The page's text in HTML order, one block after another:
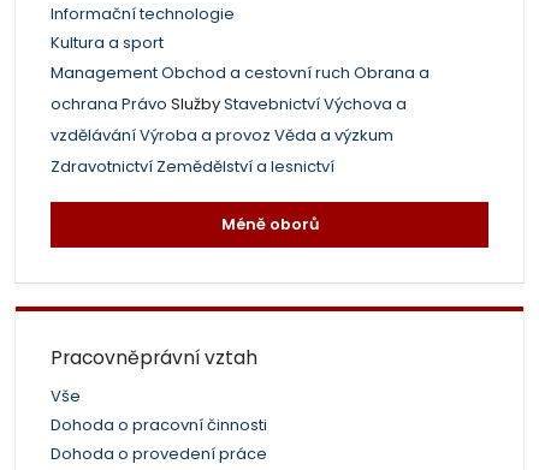
Informační technologie
Kultura a sport
ManagementObchod a cestovní ruch Obrana a
ochrana Právo SlužbyStavebnictvíVýchova a
vzděláváníVýroba a provoz Věda a výzkum
Zdravotnictví Zemědělství a lesnictví
Méně oborů
Pracovněprávní vztah
Vše
Dohoda o pracovní činnosti
Dohoda o provedení práce